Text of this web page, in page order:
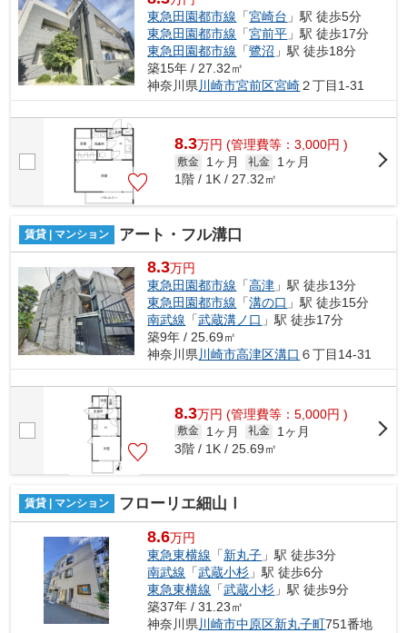
東急田園都市線 「宮崎台 」駅 徒歩5分
東急田園都市線 「宮前平 」駅 徒歩17分
東急田園都市線 「鷺沼 」駅 徒歩18分
築15年 / 27.32㎡
神奈川県 川崎市宮前区宮崎２丁目1-31
8.3万円 (管理費等：3,000円 )
敷金 1ヶ月 礼金
1ヶ月
1階 / 1K / 27.32㎡
賃貸 | マンション アート・フル溝口
8.3万円
東急田園都市線 「高津 」駅 徒歩13分
東急田園都市線 「溝の口 」駅 徒歩15分
南武線 「武蔵溝ノ口 」駅 徒歩17分
築9年 / 25.69㎡
神奈川県川崎市高津区溝口 ６丁目14-31
8.3万円 (管理費等：5,000円 )
敷金 1ヶ月 礼金
1ヶ月
3階 / 1K / 25.69㎡
賃貸 | マンション フローリエ細山Ⅰ
8.6万円
東急東横線 「新丸子 」駅 徒歩3分
南武線 「武蔵小杉 」駅 徒歩6分
東急東横線 「武蔵小杉 」駅 徒歩9分
築37年 / 31.23㎡
神奈川県川崎市中原区新丸子町751番地